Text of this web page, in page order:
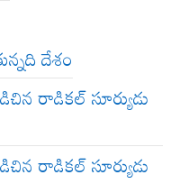
దేశం
రాడికల్ సూర్యుడు
రాడికల్ సూర్యుడు